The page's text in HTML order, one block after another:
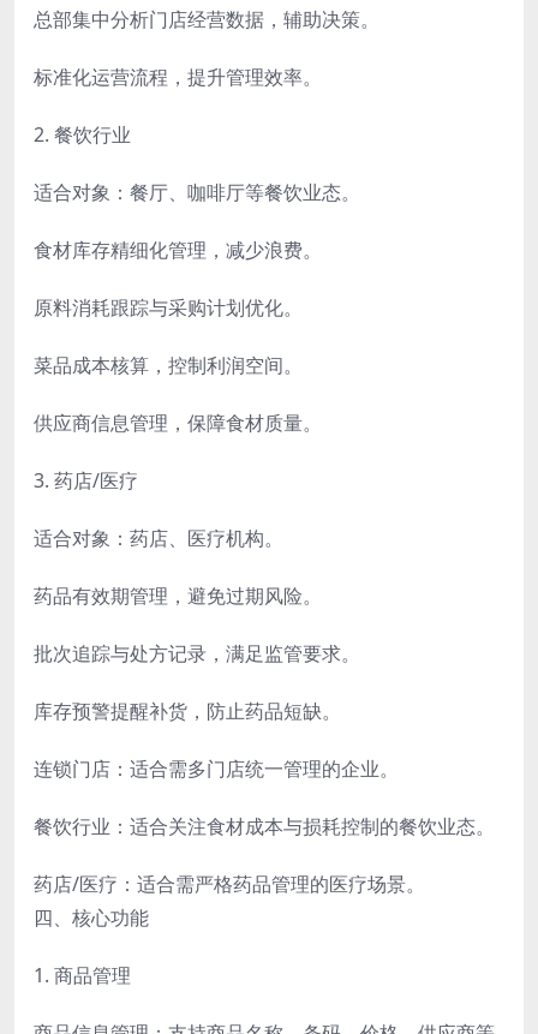
总部集中分析门店经营数据，辅助决策。
标准化运营流程，提升管理效率。
2. 餐饮行业
适合对象：餐厅、咖啡厅等餐饮业态。
食材库存精细化管理，减少浪费。
原料消耗跟踪与采购计划优化。
菜品成本核算，控制利润空间。
供应商信息管理，保障食材质量。
3. 药店/医疗
适合对象：药店、医疗机构。
药品有效期管理，避免过期风险。
批次追踪与处方记录，满足监管要求。
库存预警提醒补货，防止药品短缺。
连锁门店：适合需多门店统一管理的企业。
餐饮行业：适合关注食材成本与损耗控制的餐饮业态。
药店/医疗：适合需严格药品管理的医疗场景。
四、核心功能
1. 商品管理